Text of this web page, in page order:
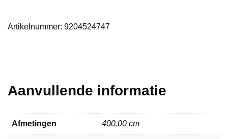
Artikelnummer: 9204524747
Aanvullende informatie
Afmetingen 400.00 cm